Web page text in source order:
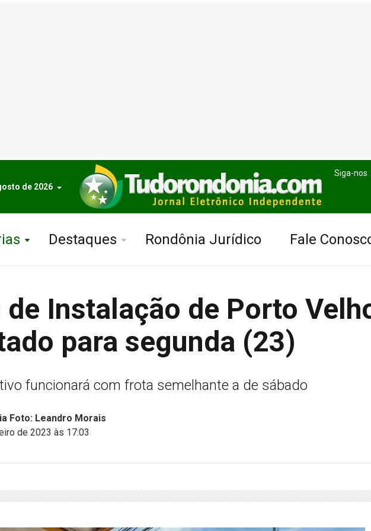
de 2026
Siga-nos
Destaques Rondônia Jurídico Fale
de Instalação de Porto
para segunda (23)
funcionará com frota semelhante a de sábado
Foto: Leandro Morais
de 2023 às 17:03